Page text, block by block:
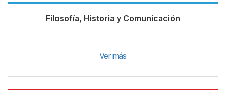
Filosofía, Historia y Comunicación
Ver más